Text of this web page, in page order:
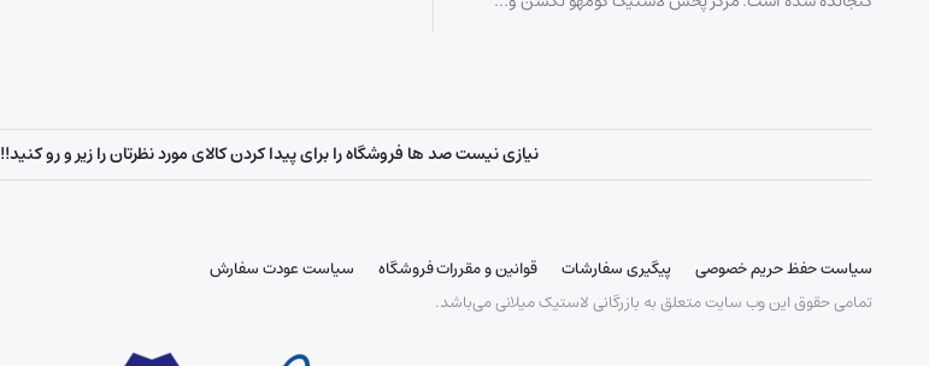
نیازی نیست صد ها فروشگاه را برای پیدا کردن کالای مورد نظرتان را زیر و رو کنید!!
سیاست حفظ حریم خصوصی پیگیری سفارشات قوانین و مقررات فروشگاه
سیاست عودت سفارش
تمامی حقوق این وب سایت متعلق به بازرگانی لاستیک میلانی می‌باشد.